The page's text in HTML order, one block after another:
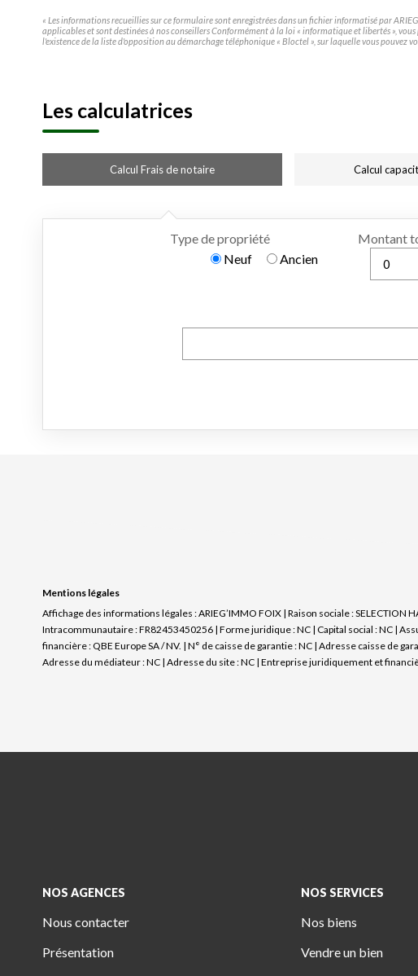
« Les informations recueillies sur ce formulaire sont enregistrées dans un fichier informatisé par
applicables et sont destinées à nos conseillers Conformément à la loi « informatique et libertés »,
l'existence de la liste d'opposition au démarchage téléphonique « Bloctel », sur laquelle vous pouvez
Les calculatrices
Calcul Frais de notaire Calcul
Mentions légales
Affichage des informations légales : ARIEG’IMMO FOIX | Raison sociale :
Intracommunautaire : FR82453450256 | Forme juridique : NC | Capital social : NC |
financière : QBE Europe SA / NV. | N° de caisse de garantie : NC | Adresse caisse de
Adresse du médiateur : NC | Adresse du site : NC | Entreprise juridiquement et
NOS AGENCES
Nous contacter
Présentation
NOS SERVICES
Nos biens
Vendre un bien